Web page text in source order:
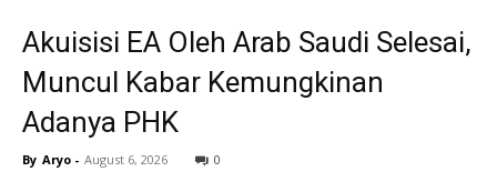
Akuisisi EA Oleh Arab Saudi Selesai,
Muncul Kabar Kemungkinan
Adanya PHK
By Aryo - August 6, 2026 0